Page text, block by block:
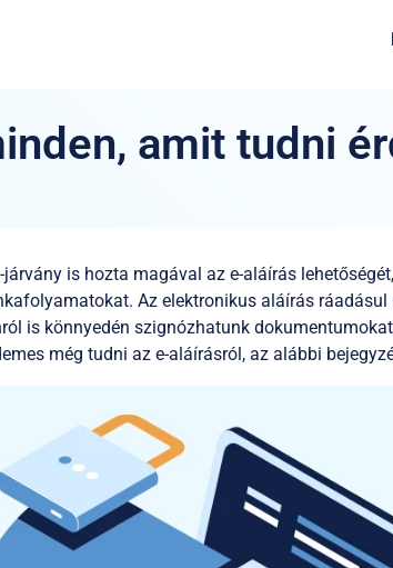
amit tudni
is hozta magával az e-aláírás
Az elektronikus aláírás
is könnyedén szignózhatunk
még tudni az e-aláírásról, az alábbi